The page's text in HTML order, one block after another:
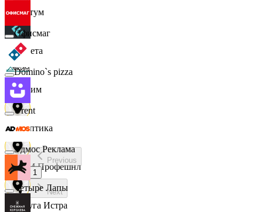
Альтум
Аркета
Архим
Асептика
АСМ Профешнл
Белуга Истра
Офисмаг
Domino`s pizza
Urent
Эдмос Реклама
Четыре Лапы
Previous
1
Next